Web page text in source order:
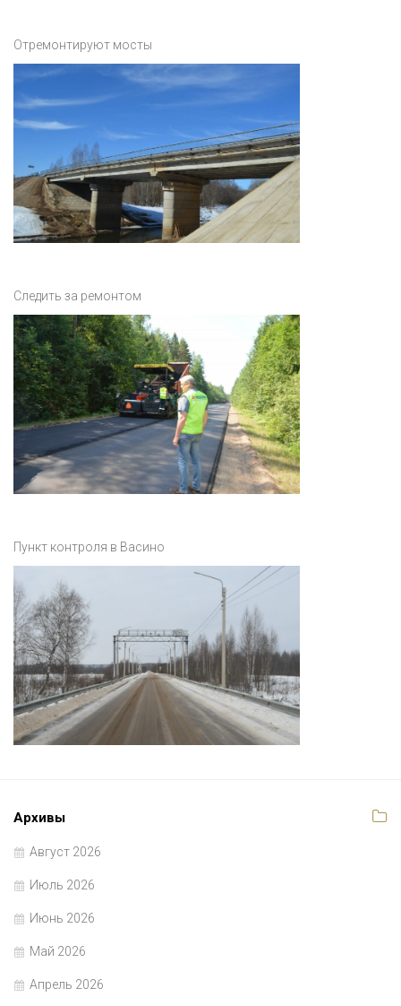
Отремонтируют мосты
Следить за ремонтом
Пункт контроля в Васино
Архивы
Август 2026
Июль 2026
Июнь 2026
Май 2026
Апрель 2026